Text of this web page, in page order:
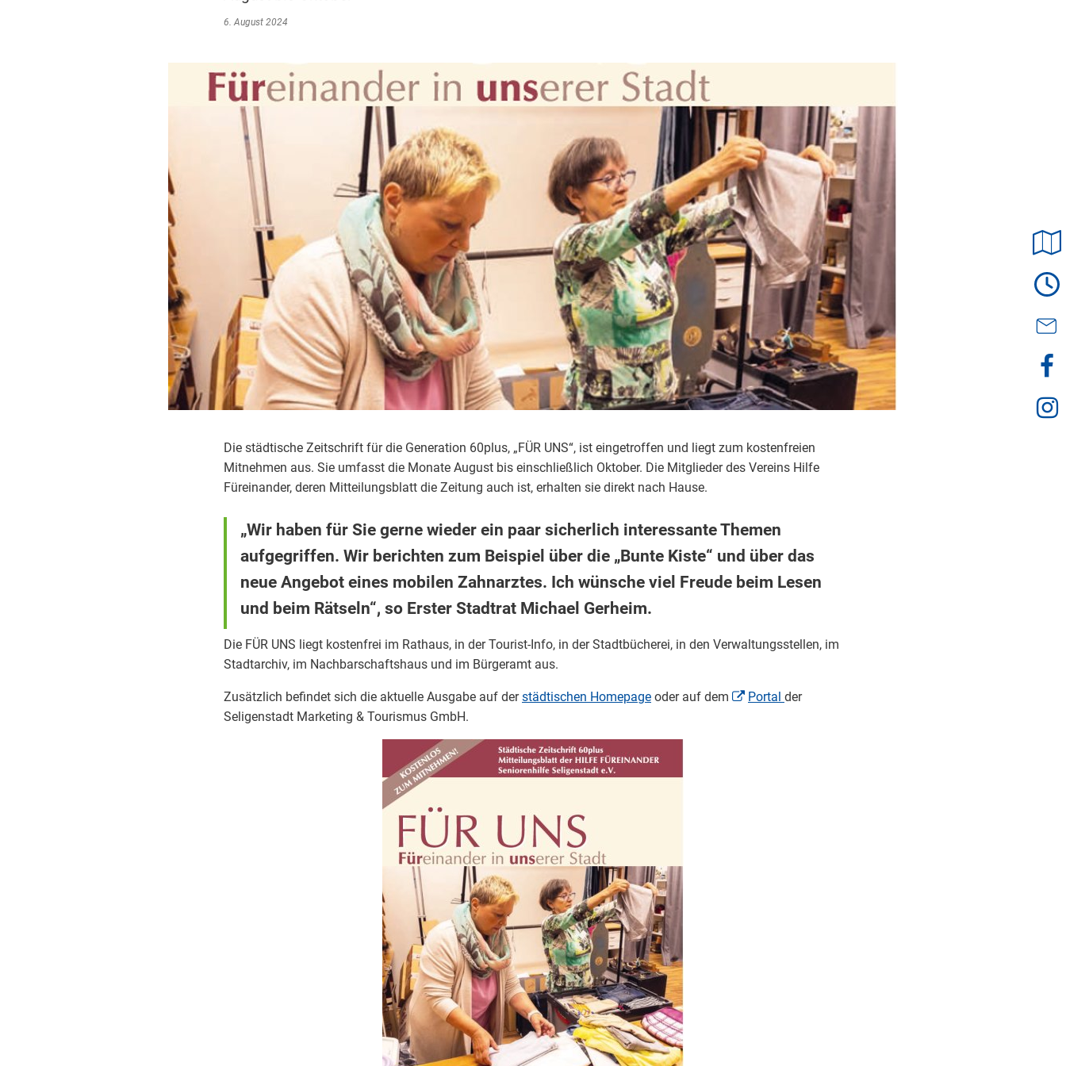
6. August 2024
Die städtische Zeitschrift für die Generation 60plus, „FÜR UNS“, ist eingetroffen und liegt zum kostenfreien
Mitnehmen aus. Sie umfasst die Monate August bis einschließlich Oktober. Die Mitglieder des Vereins Hilfe
Füreinander, deren Mitteilungsblatt die Zeitung auch ist, erhalten sie direkt nach Hause.
„Wir haben für Sie gerne wieder ein paar sicherlich interessante Themen
aufgegriffen. Wir berichten zum Beispiel über die „Bunte Kiste“ und über das
neue Angebot eines mobilen Zahnarztes. Ich wünsche viel Freude beim Lesen
und beim Rätseln“, so Erster Stadtrat Michael Gerheim.
Die FÜR UNS liegt kostenfrei im Rathaus, in der Tourist-Info, in der Stadtbücherei, in den Verwaltungsstellen, im
Stadtarchiv, im Nachbarschaftshaus und im Bürgeramt aus.
Zusätzlich befindet sich die aktuelle Ausgabe auf derstädtischen Homepage oder auf dem Portal der
Seligenstadt Marketing & Tourismus GmbH.